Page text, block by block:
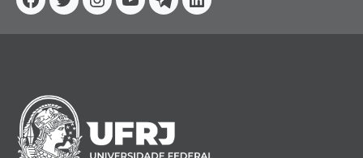
Facebook
TwitterInstagram
YouTube
TelegramLinkedin